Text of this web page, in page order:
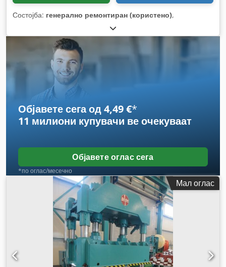
Состојба: генерално ремонтиран (користено),
Објавете сега од 4,49 €*
11 милиони купувачи ве очекуваат
Објавете оглас сега
*по оглас/месечно
Мал оглас